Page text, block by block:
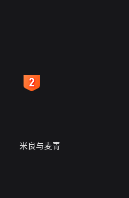
米良与麦青